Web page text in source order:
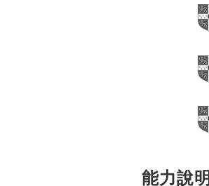
能力說明